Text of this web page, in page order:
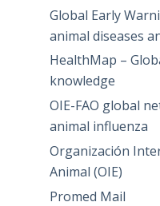
Global Early
animal diseases
HealthMap –
knowledge
OIE-FAO global
animal influenza
Organización
Animal (OIE)
Promed Mail